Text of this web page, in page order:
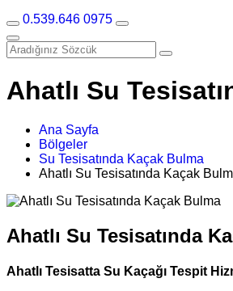
0.539.646 0975
Ahatlı Su
Ana Sayfa
Bölgeler
Su Tesisatında Kaçak Bulma
Ahatlı Su Tesisatında Kaçak
Ahatlı Su Tesisatında
Ahatlı Tesisatta Su Kaçağı Tespit